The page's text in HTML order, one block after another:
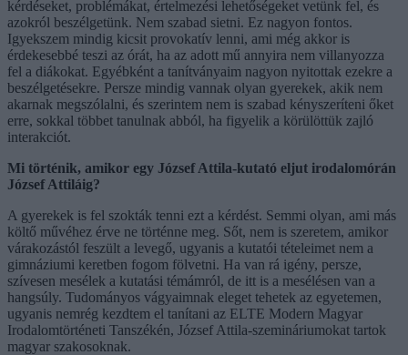
kérdéseket, problémákat, értelmezési lehetőségeket vetünk fel, és
azokról beszélgetünk. Nem szabad sietni. Ez nagyon fontos.
Igyekszem mindig kicsit provokatív lenni, ami még akkor is
érdekesebbé teszi az órát, ha az adott mű annyira nem villanyozza
fel a diákokat. Egyébként a tanítványaim nagyon nyitottak ezekre a
beszélgetésekre. Persze mindig vannak olyan gyerekek, akik nem
akarnak megszólalni, és szerintem nem is szabad kényszeríteni őket
erre, sokkal többet tanulnak abból, ha figyelik a körülöttük zajló
interakciót.
Mi történik, amikor egy József Attila-kutató eljut irodalomórán
József Attiláig?
A gyerekek is fel szokták tenni ezt a kérdést. Semmi olyan, ami más
költő művéhez érve ne történne meg. Sőt, nem is szeretem, amikor
várakozástól feszült a levegő, ugyanis a kutatói tételeimet nem a
gimnáziumi keretben fogom fölvetni. Ha van rá igény, persze,
szívesen mesélek a kutatási témámról, de itt is a mesélésen van a
hangsúly. Tudományos vágyaimnak eleget tehetek az egyetemen,
ugyanis nemrég kezdtem el tanítani az ELTE Modern Magyar
Irodalomtörténeti Tanszékén, József Attila-szemináriumokat tartok
magyar szakosoknak.